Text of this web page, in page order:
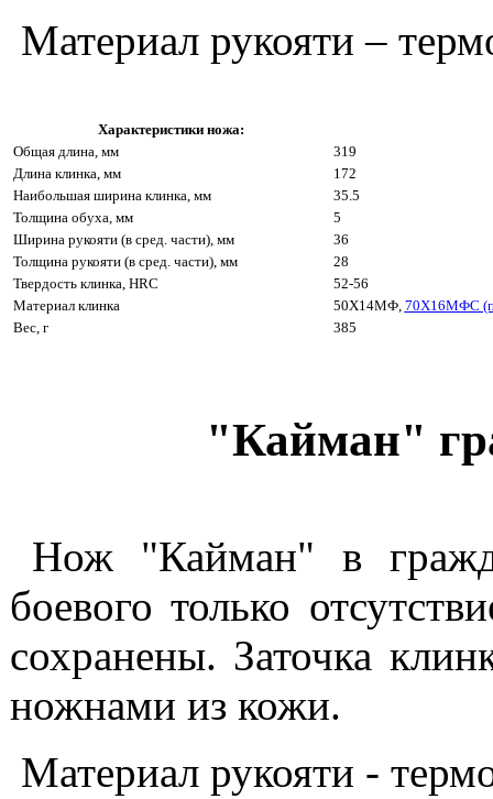
Материал рукояти –
Характеристики ножа:
Общая длина, мм
319
Длина клинка, мм
172
Наибольшая ширина клинка, мм
35.5
Толщина обуха, мм
5
Ширина рукояти (в сред. части), мм
36
Толщина рукояти (в сред. части), мм
28
Твердость клинка, HRC
52-56
Материал клинка
50Х14МФ, 70Х16МФС
Вес, г
385
"Кайман"
Нож "Кайман" в
боевого только
сохранены. Заточка
ножнами из кожи.
Материал рукояти -